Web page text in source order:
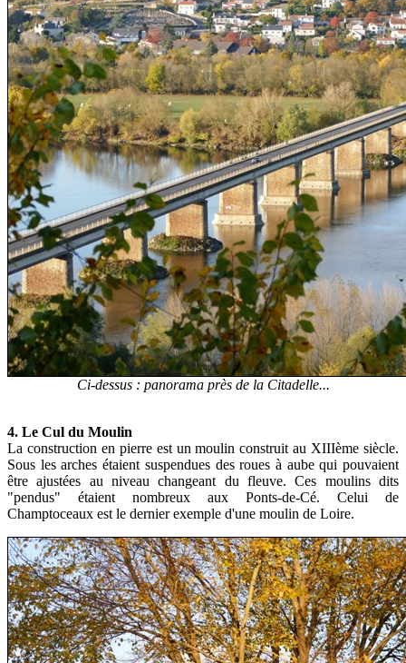
Ci-dessus : panorama près de la Citadelle...
4. Le Cul du Moulin
La construction en pierre est un moulin construit au XIIIème siècle.
Sous les arches étaient suspendues des roues à aube qui pouvaient
être ajustées au niveau changeant du fleuve. Ces moulins dits
"pendus" étaient nombreux aux Ponts-de-Cé. Celui de
Champtoceaux est le dernier exemple d'une moulin de Loire.